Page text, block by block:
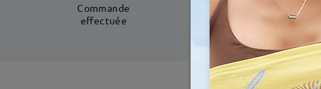
Commande
effectuée